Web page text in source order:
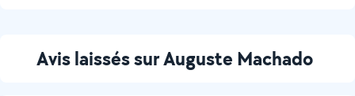
Avis laissés sur Auguste Machado